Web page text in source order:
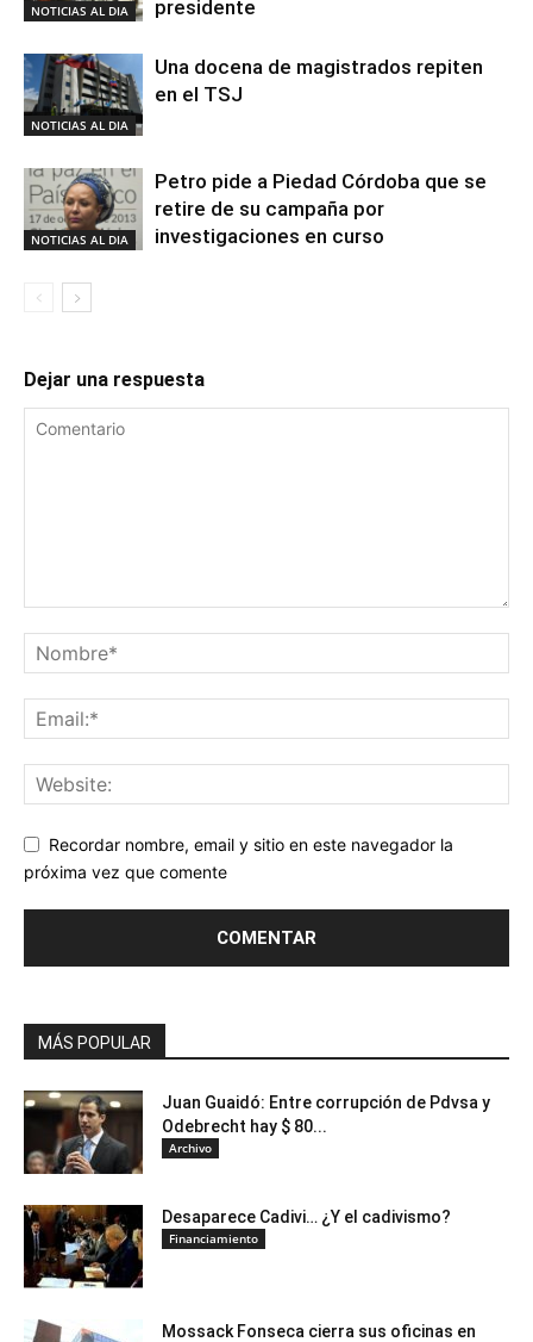
NOTICIAS AL DIA presidente
NOTICIAS AL DIA
Una docena de magistrados repiten
en el TSJ
NOTICIAS AL DIA
Petro pide a Piedad Córdoba que se
retire de su campaña por
investigaciones en curso
Dejar una respuesta
Recordar nombre, email y sitio en este navegador la
próxima vez que comente
MÁS POPULAR
Juan Guaidó: Entre corrupción de Pdvsa y
Odebrecht hay $ 80...
Archivo
Desaparece Cadivi… ¿Y el cadivismo?
Financiamiento
Mossack Fonseca cierra sus oficinas en